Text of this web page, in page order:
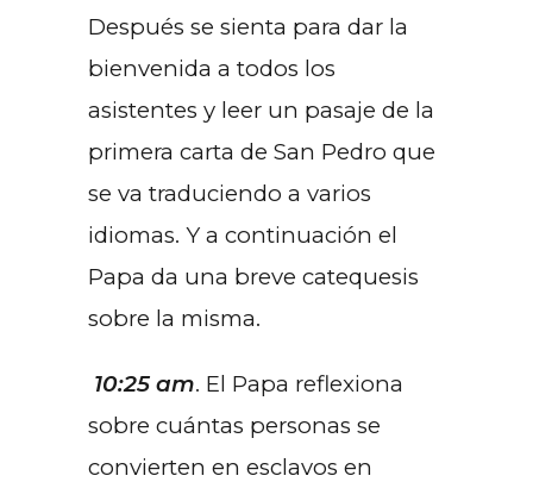
Después se sienta para dar la
bienvenida a todos los
asistentes y leer un pasaje de la
primera carta de San Pedro que
se va traduciendo a varios
idiomas. Y a continuación el
Papa da una breve catequesis
sobre la misma.
10:25 am. El Papa reflexiona
sobre cuántas personas se
convierten en esclavos en